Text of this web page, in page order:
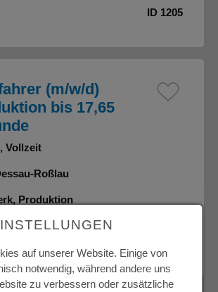
ID 1205
(m/w/d)
bis 17,65
Vollzeit
Roßlau
Produktion
auf unserer Website. Einige von
notwendig, während andere uns
zu verbessern oder zusätzliche